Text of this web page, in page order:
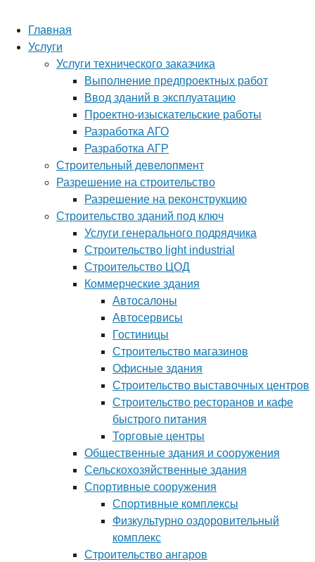
Главная
Услуги
Услуги технического заказчика
Выполнение предпроектных работ
Ввод зданий в эксплуатацию
Проектно-изыскательские работы
Разработка АГО
Разработка АГР
Строительный девелопмент
Разрешение на строительство
Разрешение на реконструкцию
Строительство зданий под ключ
Услуги генерального подрядчика
Строительство light industrial
Строительство ЦОД
Коммерческие здания
Автосалоны
Автосервисы
Гостиницы
Строительство магазинов
Офисные здания
Строительство выставочных центров
Строительство ресторанов и кафе
быстрого питания
Торговые центры
Общественные здания и сооружения
Сельскохозяйственные здания
Спортивные сооружения
Спортивные комплексы
Физкультурно оздоровительный
комплекс
Строительство ангаров